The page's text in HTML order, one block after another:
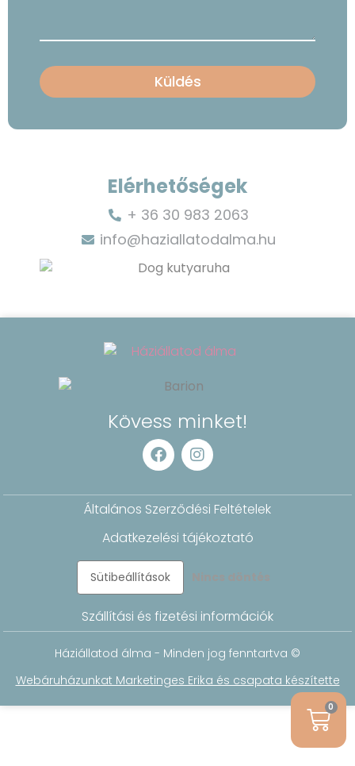
Küldés
Elérhetőségek
+ 36 30 983 2063
info@haziallatodalma.hu
0
Kövess minket!
Általános Szerződési Feltételek
Adatkezelési tájékoztató
Sütibeállítások
Szállítási és fizetési információk
Háziállatod álma - Minden jog fenntartva ©
Webáruházunkat Marketinges Erika és csapata készítette